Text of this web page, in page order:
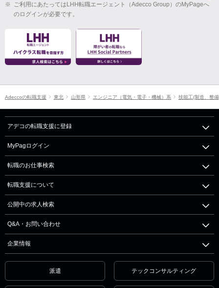
※ ご利用にあたってはLHH転職エージェント（Adecco Group）のMyPageへ
のログインが必要です。
Adeccoの転職支援 東北 山形県 エンジニア（電気・電子・機械）系 技能工(製造、整
アデコの転職支援に登録
MyPagログイン
転職のお仕事検索
転職支援について
公開中の求人検索
Q&A・お問い合わせ
企業情報
派遣 テックコンサルティング